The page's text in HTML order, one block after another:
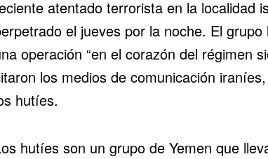
atentado terrorista en la localidad
el juevespor la noche. El grupo
operación “en el corazón del régimen
los medios de comunicación
hutíes.
hutíes son un grupo de Yemen que